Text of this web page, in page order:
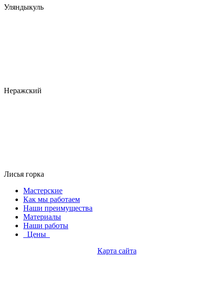
Уляндыкуль
Неражский
Лисья горка
Мастерские
Как мы работаем
Наши преимущества
Материалы
Наши работы
Цены
Карта сайта